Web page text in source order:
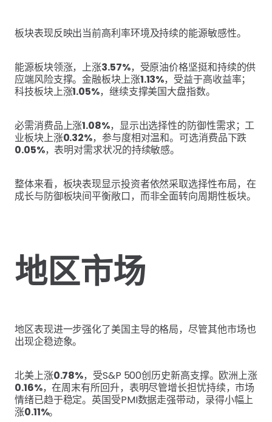
板块表现反映出当前高利率环境及持续的能源敏感性。
能源板块领涨，上涨3.57%，受原油价格坚挺和持续的供
应端风险支撑。金融板块上涨1.13%，受益于高收益率；
科技板块上涨1.05%，继续支撑美国大盘指数。
必需消费品上涨1.08%，显示出选择性的防御性需求；工
业板块上涨0.32%，参与度相对温和。可选消费品下跌
0.05%，表明对需求状况的持续敏感。
整体来看，板块表现显示投资者依然采取选择性布局，在
成长与防御板块间平衡敞口，而非全面转向周期性板块。
地区市场
地区表现进一步强化了美国主导的格局，尽管其他市场也
出现企稳迹象。
北美上涨0.78%，受S&P 500创历史新高支撑。欧洲上涨
0.16%，在周末有所回升，表明尽管增长担忧持续，市场
情绪已趋于稳定。英国受PMI数据走强带动，录得小幅上
涨0.11%。